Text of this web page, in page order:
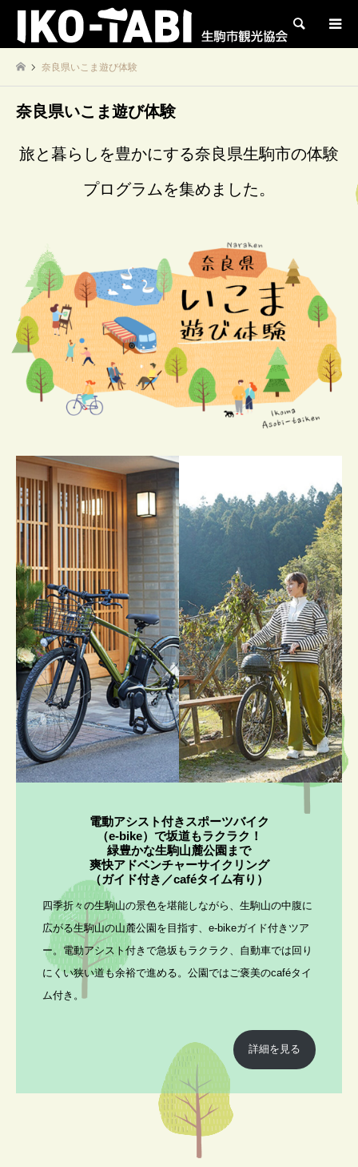
検索
奈良県いこま遊び体験
奈良県いこま遊び体験
旅と暮らしを豊かにする奈良県生駒市の体験
プログラムを集めました。
電動アシスト付きスポーツバイク
（e-bike）で坂道もラクラク！
緑豊かな生駒山麓公園まで
爽快アドベンチャーサイクリング
（ガイド付き／caféタイム有り ）
四季折々の生駒山の景色を堪能しながら、生駒山の中腹に
広がる生駒山の山麓公園を目指す、e-bikeガイド付きツア
ー。電動アシスト付きで急坂もラクラク、自動車では回り
にくい狭い道も余裕で進める。公園ではご褒美のcaféタイ
ム付き。
詳細を見る